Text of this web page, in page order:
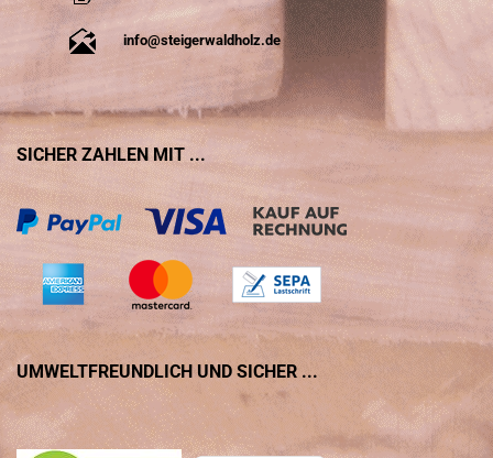
info@steigerwaldholz.de
SICHER ZAHLEN MIT ...
UMWELTFREUNDLICH UND SICHER ...